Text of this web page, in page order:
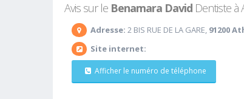
Avis sur le Benamara David Dentiste à
Adresse: 2 BIS RUE DE LA GARE, 91200
Site internet:
Afficher le numéro de téléphone